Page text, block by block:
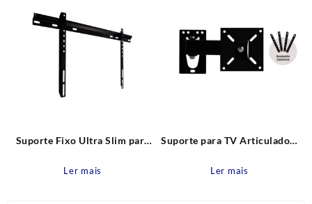
Suporte Fixo Ultra Slim para
Brasforma
Ler mais
Suporte para TV Articulado e
Brasforma
Ler mais